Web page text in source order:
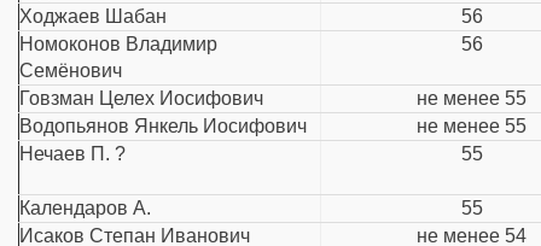
Ходжаев Шабан
56
Номоконов Владимир
Семёнович
56
Говзман Целех Иосифович
не менее 55
Водопьянов Янкель Иосифович
не менее 55
Нечаев П. ?
55
Календаров А.
55
Исаков Степан Иванович
не менее 54